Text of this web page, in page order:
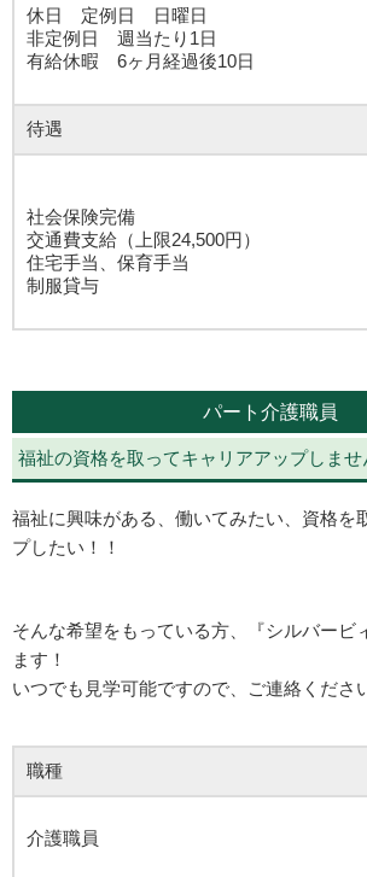
休日 定例日 日曜日
非定例日 週当たり1日
有給休暇 6ヶ月経過後10日
待遇
社会保険完備
交通費支給（上限24,500円）
住宅手当、保育手当
制服貸与
パート介護職員
福祉の資格を取ってキャリアアップしませ
福祉に興味がある、働いてみたい、資格を
プしたい！！
そんな希望をもっている方、『シルバービ
ます！
いつでも見学可能ですので、ご連絡くださ
職種
介護職員